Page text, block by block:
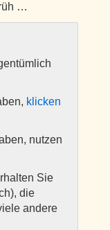
…
klicken
nutzen
Sie
die
andere